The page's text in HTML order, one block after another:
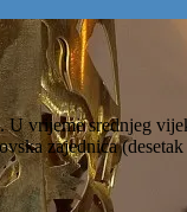
vrijeme srednjeg
zajednica